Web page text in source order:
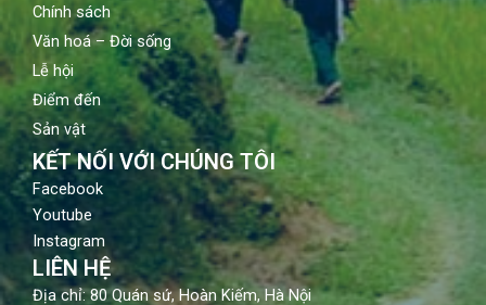
Chính sách
Văn hoá – Đời sống
Lễ hội
Điểm đến
Sản vật
KẾT NỐI VỚI CHÚNG TÔI
Facebook
Youtube
Instagram
LIÊN HỆ
Địa chỉ: 80 Quán sứ, Hoàn Kiếm, Hà Nội